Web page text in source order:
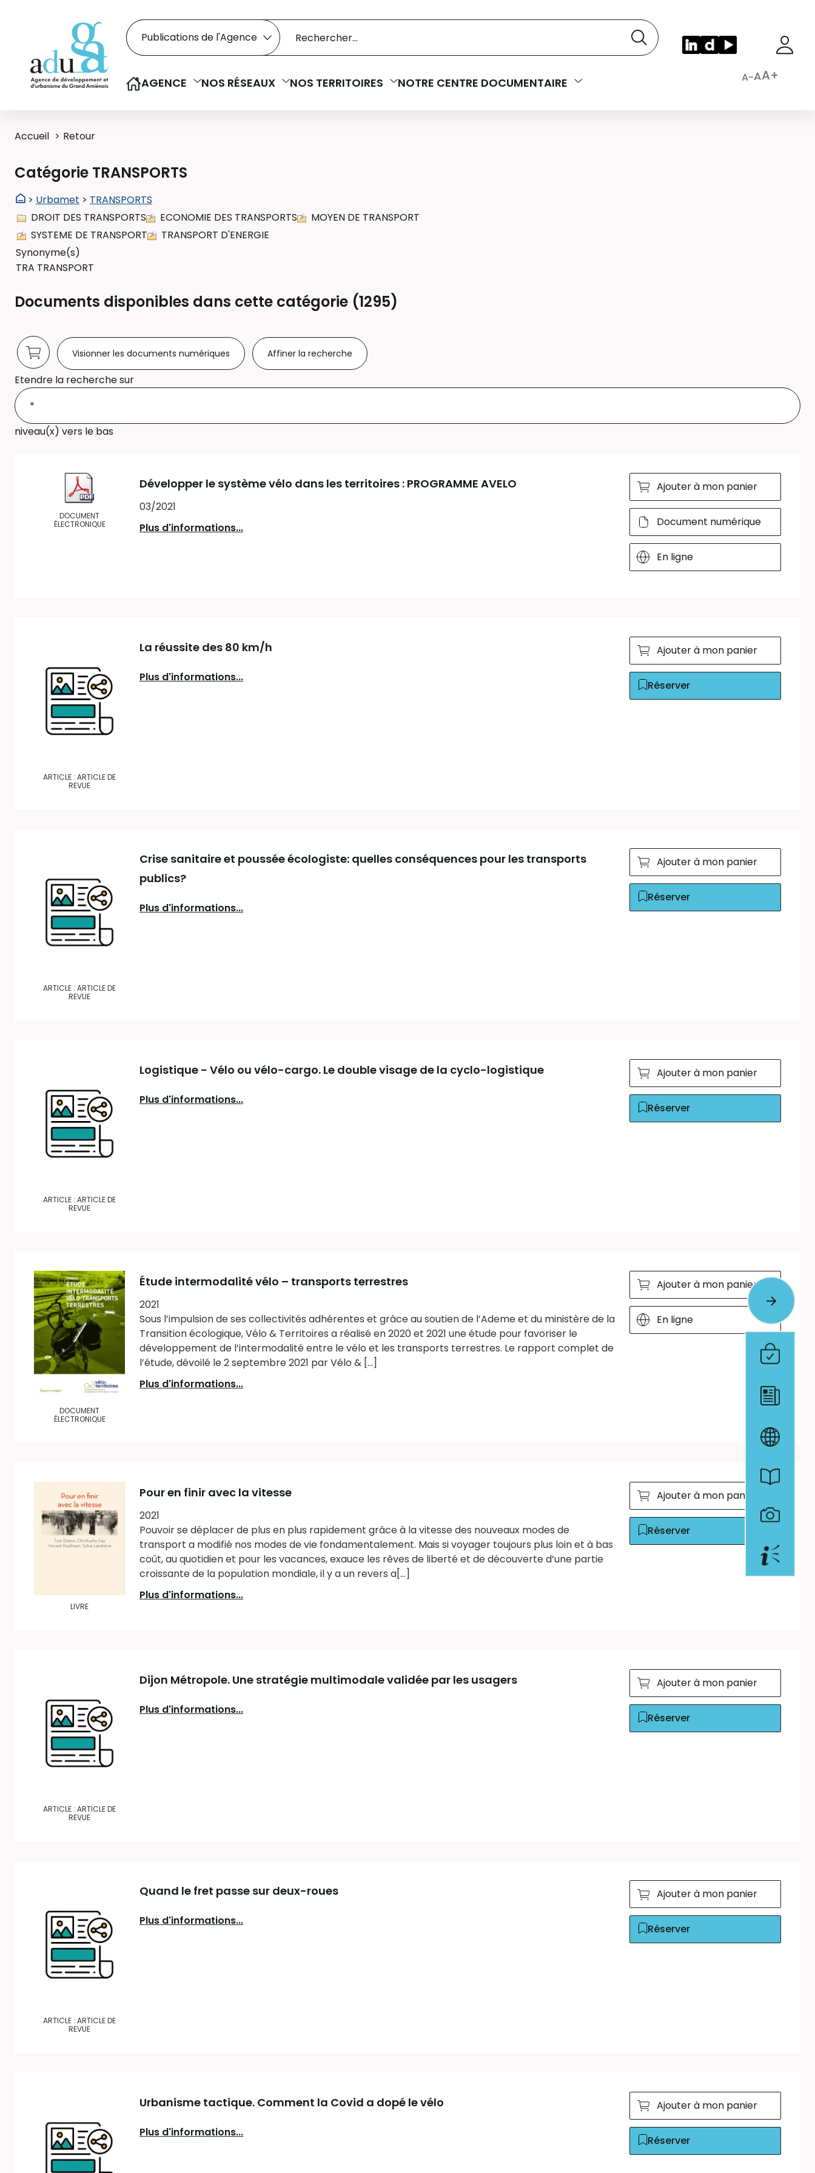
Rechercher dans le catalogue
Recherche
Sélectionner le type de la recherche
AGENCE NOS RÉSEAUX NOS TERRITOIRES NOTRE CENTRE DOCUMENTAIRE A-AA+
Accueil Retour
Catégorie TRANSPORTS
> Urbamet > TRANSPORTS
DROIT DES TRANSPORTS
ECONOMIE DES TRANSPORTS
MOYEN DE TRANSPORT
SYSTEME DE TRANSPORT
TRANSPORT D'ENERGIE
Synonyme(s)
TRA TRANSPORT
Documents disponibles dans cette catégorie (1295)
Visionner les documents numériques Affiner la recherche
Etendre la recherche sur
niveau(x) vers le bas
DOCUMENT
ÉLECTRONIQUE
Développer le système vélo dans les territoires : PROGRAMME AVELO
03/2021
Plus d'informations...
Ajouter à mon panier
Document numérique
En ligne
ARTICLE : ARTICLE DE
REVUE
La réussite des 80 km/h
Plus d'informations...
Ajouter à mon panier
Réserver
ARTICLE : ARTICLE DE
REVUE
Crise sanitaire et poussée écologiste: quelles conséquences pour les transports
publics?
Plus d'informations...
Ajouter à mon panier
Réserver
ARTICLE : ARTICLE DE
REVUE
Logistique - Vélo ou vélo-cargo. Le double visage de la cyclo-logistique
Plus d'informations...
Ajouter à mon panier
Réserver
DOCUMENT
ÉLECTRONIQUE
Étude intermodalité vélo – transports terrestres
2021
Sous l’impulsion de ses collectivités adhérentes et grâce au soutien de l’Ademe et du ministère de la
Transition écologique, Vélo & Territoires a réalisé en 2020 et 2021 une étude pour favoriser le
développement de l’intermodalité entre le vélo et les transports terrestres. Le rapport complet de
l’étude, dévoilé le 2 septembre 2021 par Vélo & [...]
Plus d'informations...
Ajouter à mon panier
En ligne
LIVRE
Pour en finir avec la vitesse
2021
Pouvoir se déplacer de plus en plus rapidement grâce à la vitesse des nouveaux modes de
transport a modifié nos modes de vie fondamentalement. Mais si voyager toujours plus loin et à bas
coût, au quotidien et pour les vacances, exauce les rêves de liberté et de découverte d’une partie
croissante de la population mondiale, il y a un revers a[...]
Plus d'informations...
Ajouter à mon panier
Réserver
ARTICLE : ARTICLE DE
REVUE
Dijon Métropole. Une stratégie multimodale validée par les usagers
Plus d'informations...
Ajouter à mon panier
Réserver
ARTICLE : ARTICLE DE
REVUE
Quand le fret passe sur deux-roues
Plus d'informations...
Ajouter à mon panier
Réserver
Urbanisme tactique. Comment la Covid a dopé le vélo
Plus d'informations...
Ajouter à mon panier
Réserver